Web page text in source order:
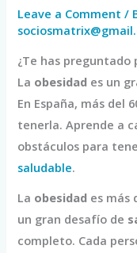
Leave a Comment /
¿Te has
La obesidad es un
En España, más del
tenerla. Aprende a
obstáculos para
saludable.
La obesidad es más
un gran desafío de
completo. Cada